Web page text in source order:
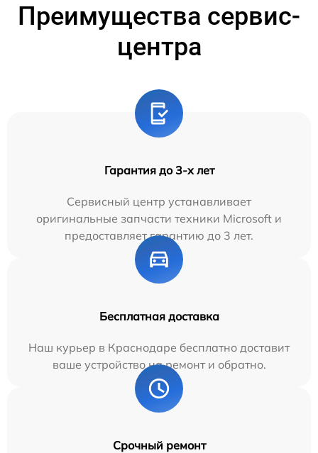
Преимущества сервис-
центра
Гарантия до 3-х лет
Сервисный центр устанавливает
оригинальные запчасти техники Microsoft и
предоставляет гарантию до 3 лет.
Бесплатная доставка
Наш курьер в Краснодаре бесплатно доставит
ваше устройство на ремонт и обратно.
Срочный ремонт